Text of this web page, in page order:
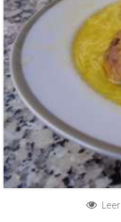
Leer